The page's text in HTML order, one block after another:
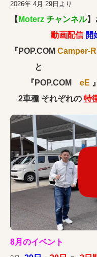
2026年 4月 29日より
【 Moterz チャンネル】
動画配信 開
『POP.COM Camper-R
と
『POP.COM
eE
2車種 それぞれの 特
8月のイベント